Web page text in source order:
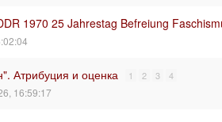
1970 25 Jahrestag Befreiung
Атрибуция и оценка 1 2 3 4
16:59:17